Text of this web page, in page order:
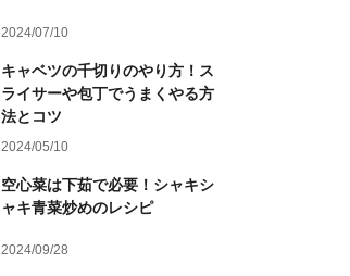
2024/07/10
キャベツの千切りのやり方！ス
ライサーや包丁でうまくやる方
法とコツ
2024/05/10
空心菜は下茹で必要！シャキシ
ャキ青菜炒めのレシピ
2024/09/28